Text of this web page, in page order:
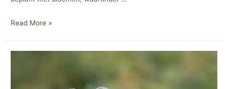
Creëer
Read More »